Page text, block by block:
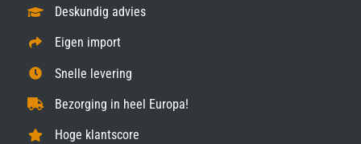
Deskundig advies
Eigen import
Snelle levering
Bezorging in heel Europa!
Hoge klantscore